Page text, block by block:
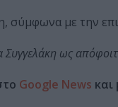
σύμφωνα με την
Συγγελάκη ως
Google News και